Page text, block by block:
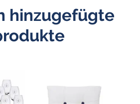
hinzugefügte